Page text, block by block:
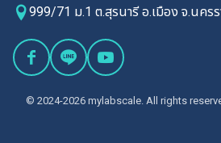
999/71 ม.1 ต.สุรนารี อ.เมือง จ.นคร
© 2024-2026 mylabscale. All rights